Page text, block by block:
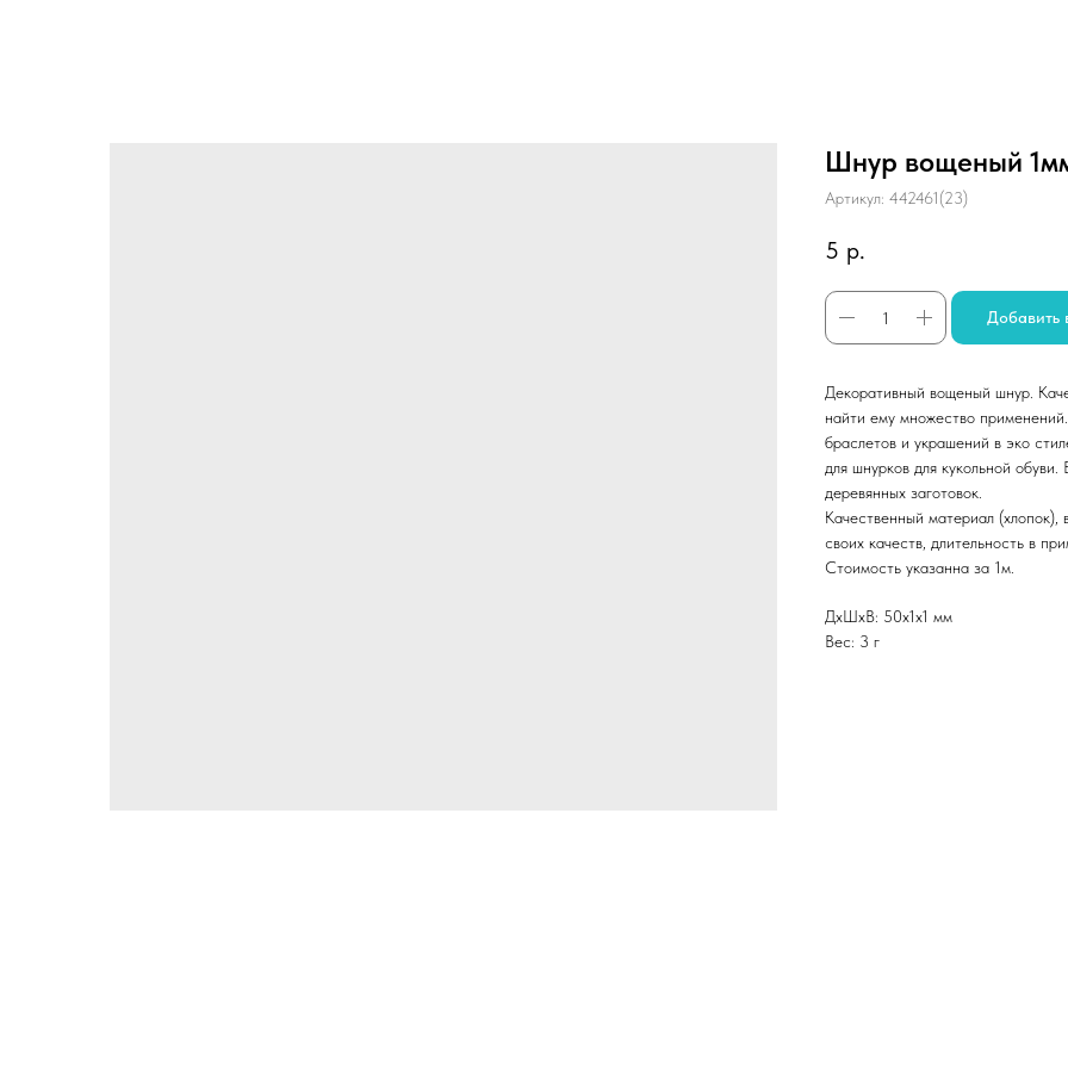
Шнур вощеный
Артикул: 442461(23)
5 р.
Добавить
Декоративный вощеный шнур.
найти ему множество
браслетов и украшений в эко
для шнурков для кукольной
деревянных заготовок.
Качественный материал
своих качеств, длительность в
Стоимость указанна за 1м.
ДxШxВ: 50x1x1 мм
Вес: 3 г